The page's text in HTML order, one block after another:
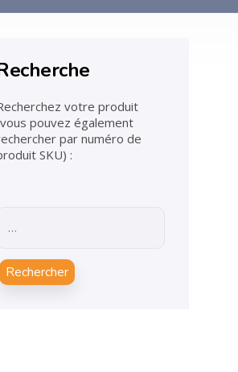
votre produit
pouvez également
par numéro de
SKU) :
Rechercher